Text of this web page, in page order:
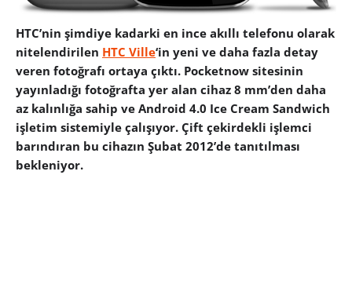
HTC’nin şimdiye kadarki en ince akıllı telefonu olarak
nitelendirilen HTC Ville‘in yeni ve daha fazla detay
veren fotoğrafı ortaya çıktı. Pocketnow sitesinin
yayınladığı fotoğrafta yer alan cihaz 8 mm’den daha
az kalınlığa sahip ve Android 4.0 Ice Cream Sandwich
işletim sistemiyle çalışıyor. Çift çekirdekli işlemci
barındıran bu cihazın Şubat 2012’de tanıtılması
bekleniyor.